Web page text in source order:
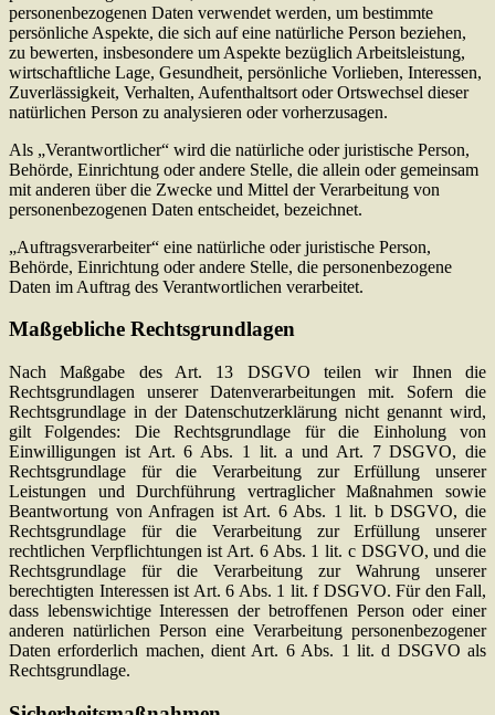
personenbezogenen Daten verwendet werden, um bestimmte
persönliche Aspekte, die sich auf eine natürliche Person beziehen,
zu bewerten, insbesondere um Aspekte bezüglich Arbeitsleistung,
wirtschaftliche Lage, Gesundheit, persönliche Vorlieben, Interessen,
Zuverlässigkeit, Verhalten, Aufenthaltsort oder Ortswechsel dieser
natürlichen Person zu analysieren oder vorherzusagen.
Als „Verantwortlicher“ wird die natürliche oder juristische Person,
Behörde, Einrichtung oder andere Stelle, die allein oder gemeinsam
mit anderen über die Zwecke und Mittel der Verarbeitung von
personenbezogenen Daten entscheidet, bezeichnet.
„Auftragsverarbeiter“ eine natürliche oder juristische Person,
Behörde, Einrichtung oder andere Stelle, die personenbezogene
Daten im Auftrag des Verantwortlichen verarbeitet.
Maßgebliche Rechtsgrundlagen
Nach Maßgabe des Art. 13 DSGVO teilen wir Ihnen die
Rechtsgrundlagen unserer Datenverarbeitungen mit. Sofern die
Rechtsgrundlage in der Datenschutzerklärung nicht genannt wird,
gilt Folgendes: Die Rechtsgrundlage für die Einholung von
Einwilligungen ist Art. 6 Abs. 1 lit. a und Art. 7 DSGVO, die
Rechtsgrundlage für die Verarbeitung zur Erfüllung unserer
Leistungen und Durchführung vertraglicher Maßnahmen sowie
Beantwortung von Anfragen ist Art. 6 Abs. 1 lit. b DSGVO, die
Rechtsgrundlage für die Verarbeitung zur Erfüllung unserer
rechtlichen Verpflichtungen ist Art. 6 Abs. 1 lit. c DSGVO, und die
Rechtsgrundlage für die Verarbeitung zur Wahrung unserer
berechtigten Interessen ist Art. 6 Abs. 1 lit. f DSGVO. Für den Fall,
dass lebenswichtige Interessen der betroffenen Person oder einer
anderen natürlichen Person eine Verarbeitung personenbezogener
Daten erforderlich machen, dient Art. 6 Abs. 1 lit. d DSGVO als
Rechtsgrundlage.